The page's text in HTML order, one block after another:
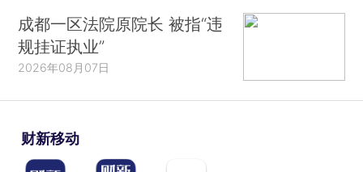
成都一区法院原院长 被指“违
规挂证执业”
2026年08月07日
财新移动